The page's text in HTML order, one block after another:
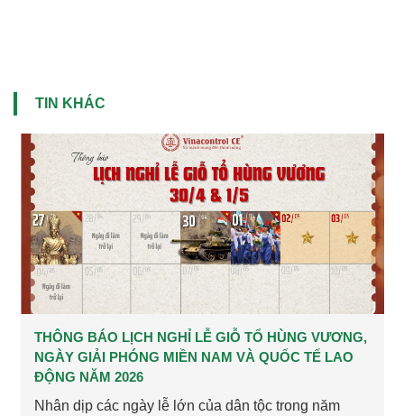
TIN KHÁC
THÔNG BÁO LỊCH NGHỈ LỄ GIỖ TỔ HÙNG VƯƠNG,
NGÀY GIẢI PHÓNG MIỀN NAM VÀ QUỐC TẾ LAO
ĐỘNG NĂM 2026
Nhân dịp các ngày lễ lớn của dân tộc trong năm